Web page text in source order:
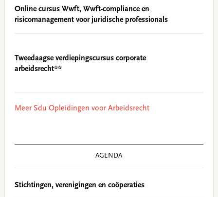
Online cursus Wwft, Wwft-compliance en
risicomanagement voor juridische professionals
Tweedaagse verdiepingscursus corporate
arbeidsrecht**
Meer Sdu Opleidingen voor Arbeidsrecht
AGENDA
Stichtingen, verenigingen en coöperaties